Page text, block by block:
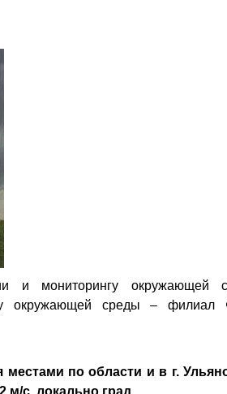
и мониторингу окружающей
окружающей среды – филиал
по области и в г.
м/с, локально град.